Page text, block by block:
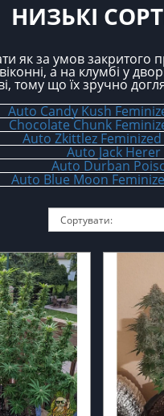
НИЗЬКІ
як за умов закритого
а на клумбі у
що їх зручно
Auto Candy Kush
Chocolate Chunk
Auto Zkittlez
Auto Jack
Auto Durban
Auto Blue Moon